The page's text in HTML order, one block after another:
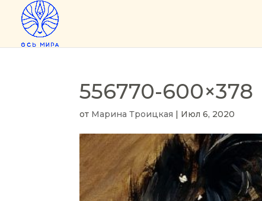
556770-600×378
от Марина Троицкая | Июл 6, 2020